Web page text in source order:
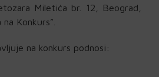
Miletića br. 12, Beograd,
Konkurs”.
na konkurs podnosi: